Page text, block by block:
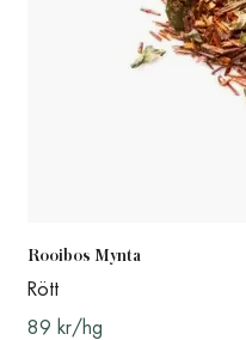
Rooibos Mynta
Rött
89 kr/hg